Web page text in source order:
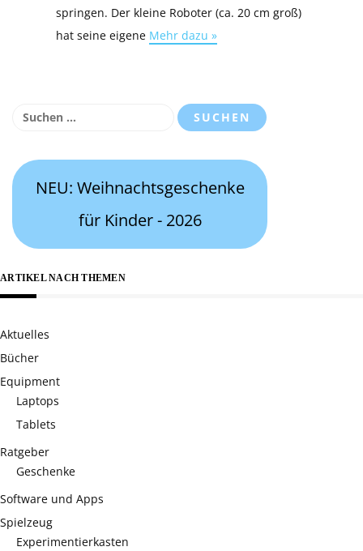
springen. Der kleine Roboter (ca. 20 cm groß)
hat seine eigene Mehr dazu »
Suchen
NEU: Weihnachtsgeschenke
für Kinder - 2026
ARTIKEL NACH THEMEN
Aktuelles
Bücher
Equipment
Laptops
Tablets
Ratgeber
Geschenke
Software und Apps
Spielzeug
Experimentierkasten